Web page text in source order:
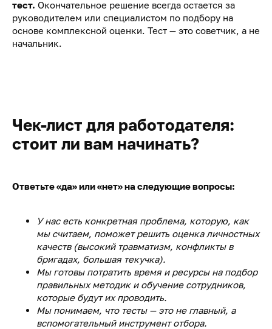
тест. Окончательное решение всегда остается за
руководителем или специалистом по подбору на
основе комплексной оценки. Тест — это советчик, а не
начальник.
Чек-лист для работодателя:
стоит ли вам начинать?
Ответьте «да» или «нет» на следующие вопросы:
У нас есть конкретная проблема, которую, как
мы считаем, поможет решить оценка личностных
качеств (высокий травматизм, конфликты в
бригадах, большая текучка).
Мы готовы потратить время и ресурсы на подбор
правильных методик и обучение сотрудников,
которые будут их проводить.
Мы понимаем, что тесты — это не главный, а
вспомогательный инструмент отбора.